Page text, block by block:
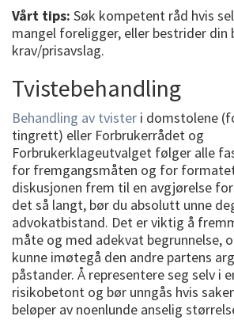
Vårt tips: Søk kompetent råd hvis
mangel foreligger, eller bestrider din
krav/prisavslag.
Tvistebehandling
Behandling av tvister i domstolene
tingrett) eller Forbrukerrådet og
Forbrukerklageutvalget følger alle
for fremgangsmåten og for
diskusjonen frem til en avgjørelse
det så langt, bør du absolutt unne
advokatbistand. Det er viktig å
måte og med adekvat begrunnelse,
kunne imøtegå den andre partens
påstander. Å representere seg selv i
risikobetont og bør unngås hvis
beløper av noenlunde anselig